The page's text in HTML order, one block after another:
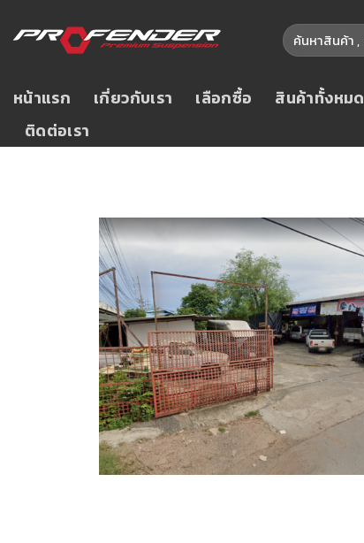
หน้าแรก เกี่ยวกับเรา เลือกซื้อ สินค้าทั้งหมด
ติดต่อเรา